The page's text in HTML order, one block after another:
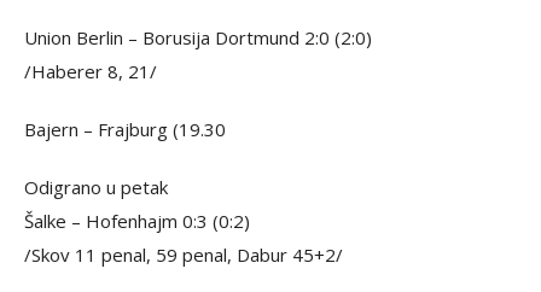
Union Berlin – Borusija Dortmund 2:0 (2:0)
/Haberer 8, 21/
Bajern – Frajburg (19.30
Odigrano u petak
Šalke – Hofenhajm 0:3 (0:2)
/Skov 11 penal, 59 penal, Dabur 45+2/